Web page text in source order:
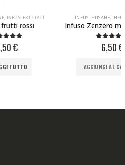
INFUSI E TISANE INFUSI FRUTTATI
Infuso Zenzero mela e limone
AGGIUNGI AL CARRELLO